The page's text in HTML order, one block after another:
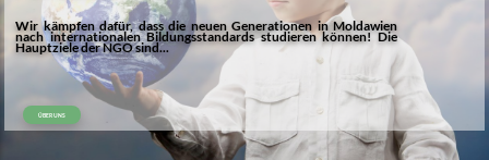
Wir kämpfen dafür, dass die neuen Generationen in Moldawien
nach internationalen Bildungsstandards studieren können! Die
Hauptziele der NGO sind...
ÜBER UNS